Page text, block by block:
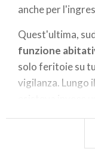
anche per
Quest'ultima,
funzione
solo feritoie su
vigilanza. Lungo